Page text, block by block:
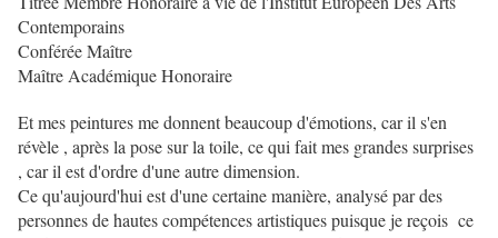
Contemporains
Conférée Maître
Maître Académique Honoraire
Et mes peintures me donnent beaucoup d'émotions, car il s'en
révèle , après la pose sur la toile, ce qui fait mes grandes surprises
, car il est d'ordre d'une autre dimension.
Ce qu'aujourd'hui est d'une certaine manière, analysé par des
personnes de hautes compétences artistiques puisque je reçois ce